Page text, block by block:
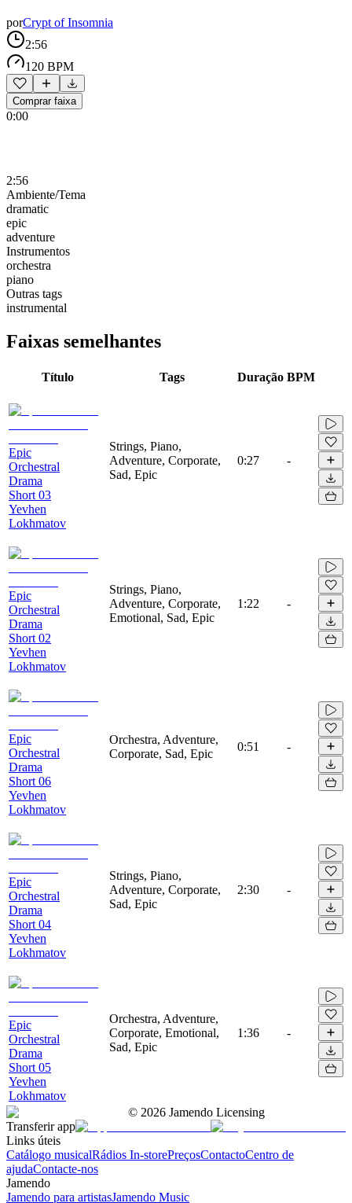
porCrypt of Insomnia
2:56
120 BPM
Comprar faixa
0:00
2:56
Ambiente/Tema
dramatic
epic
adventure
Instrumentos
orchestra
piano
Outras tags
instrumental
Faixas semelhantes
Título Tags Duração BPM
Epic
Orchestral
Drama
Short 03
Yevhen
Lokhmatov
Strings, Piano,
Adventure, Corporate,
Sad, Epic
0:27 -
Epic
Orchestral
Drama
Short 02
Yevhen
Lokhmatov
Strings, Piano,
Adventure, Corporate,
Emotional, Sad, Epic
1:22 -
Epic
Orchestral
Drama
Short 06
Yevhen
Lokhmatov
Orchestra, Adventure,
Corporate, Sad, Epic
0:51 -
Epic
Orchestral
Drama
Short 04
Yevhen
Lokhmatov
Strings, Piano,
Adventure, Corporate,
Sad, Epic
2:30 -
Epic
Orchestral
Drama
Short 05
Yevhen
Lokhmatov
Orchestra, Adventure,
Corporate, Emotional,
Sad, Epic
1:36 -
© 2026 Jamendo Licensing
Transferir app
Links úteis
Catálogo musicalRádios In-storePreçosContactoCentro de
ajudaContacte-nos
Jamendo
Jamendo para artistasJamendo Music